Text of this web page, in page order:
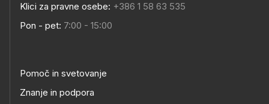
Klici za pravne osebe: +386 1 58 63 535
Pon - pet: 7:00 - 15:00
Pomoč in svetovanje
Znanje in podpora